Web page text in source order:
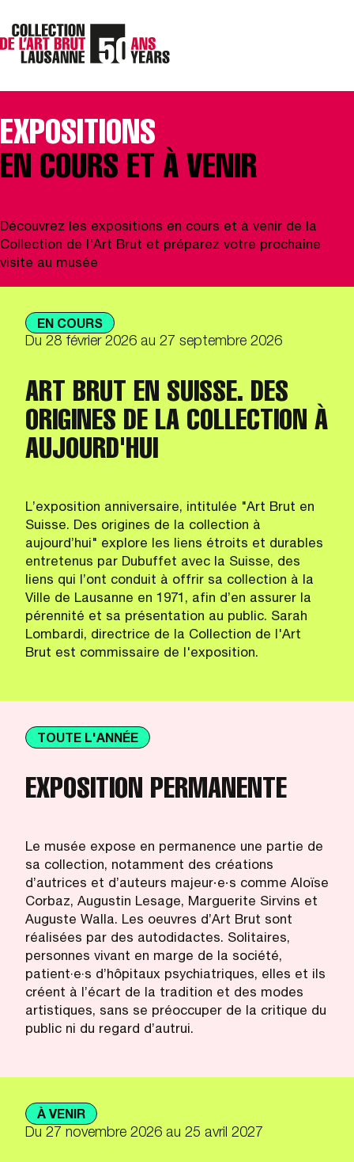
EXPOSITIONS
EN COURS ET À VENIR
Découvrez les expositions en cours et à venir de la
Collection de l'Art Brut et préparez votre prochaine
visite au musée
EN COURS
Du 28 février 2026 au 27 septembre 2026
ART BRUT EN SUISSE. DES
ORIGINES DE LA COLLECTION À
AUJOURD'HUI
L’exposition anniversaire, intitulée "Art Brut en
Suisse. Des origines de la collection à
aujourd’hui" explore les liens étroits et durables
entretenus par Dubuffet avec la Suisse, des
liens qui l’ont conduit à offrir sa collection à la
Ville de Lausanne en 1971, afin d’en assurer la
pérennité et sa présentation au public. Sarah
Lombardi, directrice de la Collection de l'Art
Brut est commissaire de l'exposition.
TOUTE L'ANNÉE
EXPOSITION PERMANENTE
Le musée expose en permanence une partie de
sa collection, notamment des créations
d’autrices et d’auteurs majeur∙e∙s comme Aloïse
Corbaz, Augustin Lesage, Marguerite Sirvins et
Auguste Walla. Les oeuvres d’Art Brut sont
réalisées par des autodidactes. Solitaires,
personnes vivant en marge de la société,
patient·e·s d’hôpitaux psychiatriques, elles et ils
créent à l’écart de la tradition et des modes
artistiques, sans se préoccuper de la critique du
public ni du regard d’autrui.
À VENIR
Du 27 novembre 2026 au 25 avril 2027